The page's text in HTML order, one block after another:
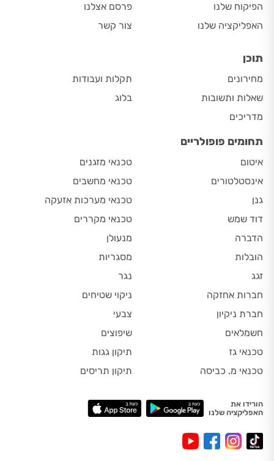
הפיקוח שלנו
האפליקציה שלנו
פרסם אצלנו
צור קשר
תוכן
מחירונים
שאלות ותשובות
מדריכים
תקלות ועבודות
בלוג
תחומים פופולריים
איטום
אינסטלטורים
גנן
דוד שמש
הדברה
הובלות
זגג
חברות אחזקה
חברת ניקיון
חשמלאים
טכנאי גז
טכנאי מ. כביסה
טכנאי מזגנים
טכנאי מחשבים
טכנאי מערכות אזעקה
טכנאי מקררים
מנעולן
מסגריות
נגר
ניקוי שטיחים
צבעי
שיפוצים
תיקון גגות
תיקון תריסים
הורידו את
האפליקציה שלנו